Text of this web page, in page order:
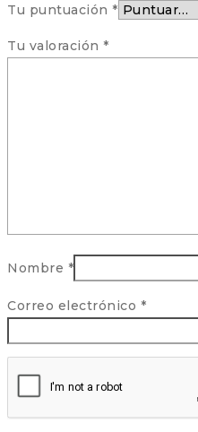
Tu puntuación *
Tu valoración *
Nombre *
Correo electrónico *